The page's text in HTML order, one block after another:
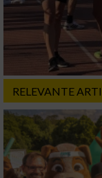
RELEVANTE
Analyse von
oder
verschiedenen
Entwicklung
Verwendung
von Inhalten
IAB-Besonderheiten:
Verwendung